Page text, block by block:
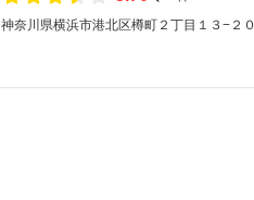
神奈川県横浜市港北区樽町２丁目１３−２０